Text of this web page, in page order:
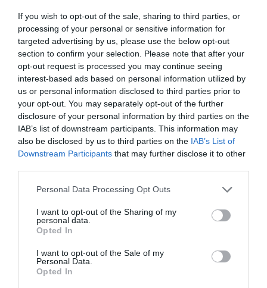
If you wish to opt-out of the sale, sharing to third parties, or
processing of your personal or sensitive information for
targeted advertising by us, please use the below opt-out
section to confirm your selection. Please note that after your
opt-out request is processed you may continue seeing
interest-based ads based on personal information utilized by
us or personal information disclosed to third parties prior to
your opt-out. You may separately opt-out of the further
disclosure of your personal information by third parties on the
IAB’s list of downstream participants. This information may
also be disclosed by us to third parties on the IAB’s List of
Downstream Participants that may further disclose it to other
Personal Data Processing Opt Outs
I want to opt-out of the Sharing of my
personal data.
Opted In
I want to opt-out of the Sale of my
Personal Data.
Opted In
La segunda cita llegará el11 de julioconValencia Hot
Five, formación especializada enjazz tradicional y
swing, que acercará al público algunos de los sonidos
más característicos de estos géneros musicales.
actuación del grupoJuglar, encargado de poner el
broche final al ciclo con un concierto que combinará
diferentes influencias musicales.